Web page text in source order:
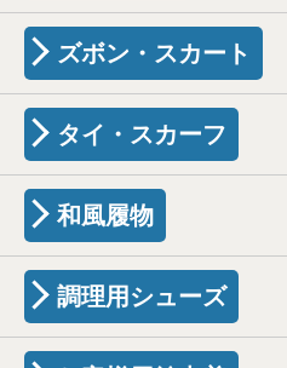
ズボン・スカート
タイ・スカーフ
和風履物
調理用シューズ